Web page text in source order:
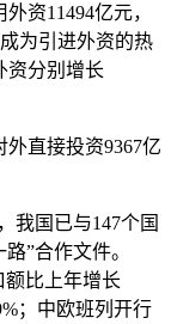
资11494亿元，
为引进外资的热
资分别增长
直接投资9367亿
我国已与147个国
”合作文件。
额比上年增长
；中欧班列开行